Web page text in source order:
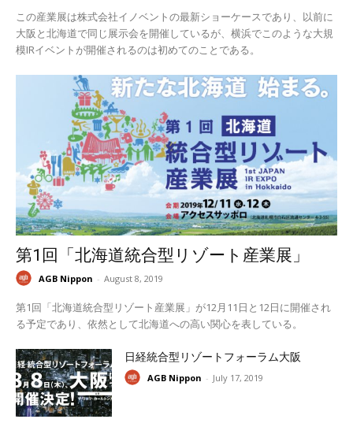
この産業展は株式会社イノベントの最新ショーケースであり、以前に
大阪と北海道で同じ展示会を開催しているが、横浜でこのような大規
模IRイベントが開催されるのは初めてのことである。
第1回「北海道統合型リゾート産業展」
AGB Nippon - August 8, 2019
第1回「北海道統合型リゾート産業展」が12月11日と12日に開催され
る予定であり、依然として北海道への高い関心を表している。
日経統合型リゾートフォーラム大阪
AGB Nippon - July 17, 2019